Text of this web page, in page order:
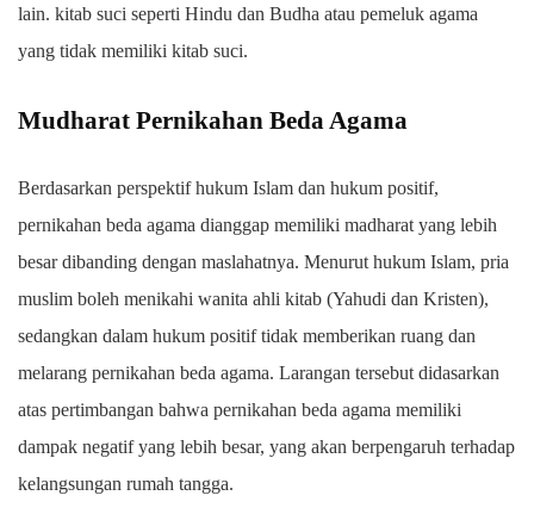
lain. kitab suci seperti Hindu dan Budha atau pemeluk agama
yang tidak memiliki kitab suci.
Mudharat Pernikahan Beda Agama
Berdasarkan perspektif hukum Islam dan hukum positif,
pernikahan beda agama dianggap memiliki madharat yang lebih
besar dibanding dengan maslahatnya. Menurut hukum Islam, pria
muslim boleh menikahi wanita ahli kitab (Yahudi dan Kristen),
sedangkan dalam hukum positif tidak memberikan ruang dan
melarang pernikahan beda agama. Larangan tersebut didasarkan
atas pertimbangan bahwa pernikahan beda agama memiliki
dampak negatif yang lebih besar, yang akan berpengaruh terhadap
kelangsungan rumah tangga.